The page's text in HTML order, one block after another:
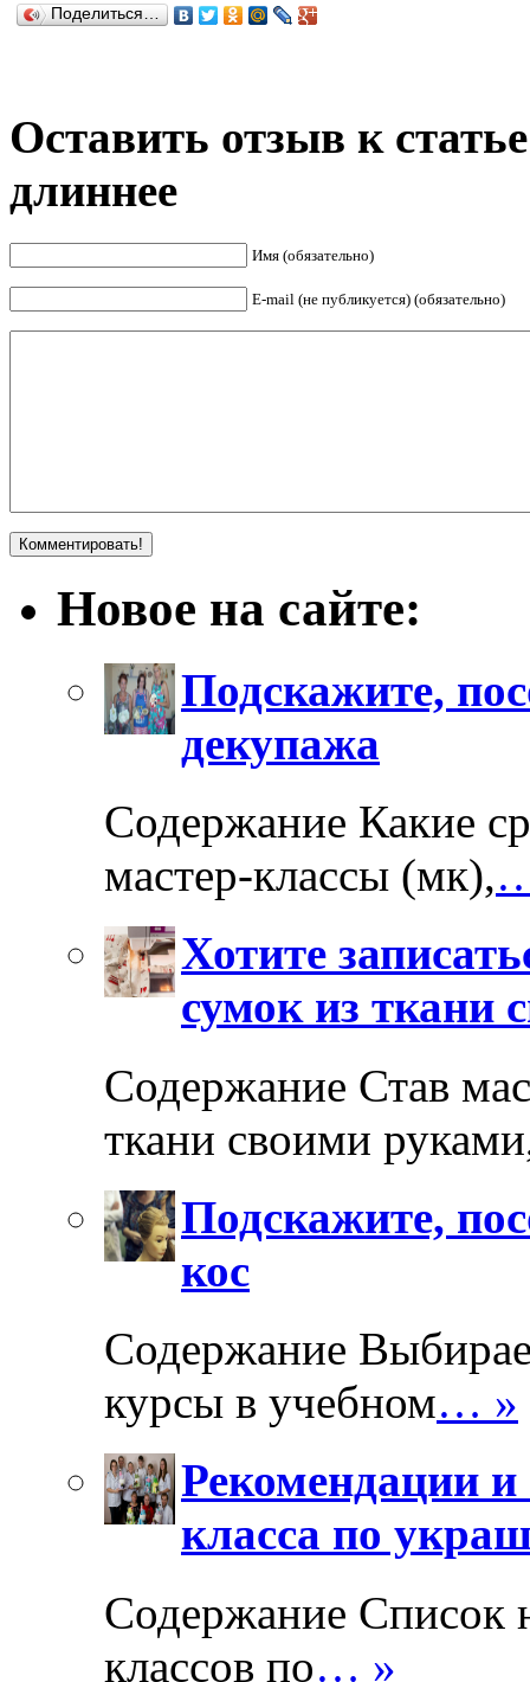
Поделиться…
Оставить отзыв к
длиннее
Имя (обязательно)
E-mail (не публикуется) (обязательно)
Новое на сайте:
Подскажите,
декупажа
Содержание Какие
мастер-классы (мк),
Хотите
сумок из ткани
Содержание Став
ткани своими
Подскажите,
кос
Содержание
курсы в учебном… »
Рекомендации
класса по
Содержание Список
классов по… »